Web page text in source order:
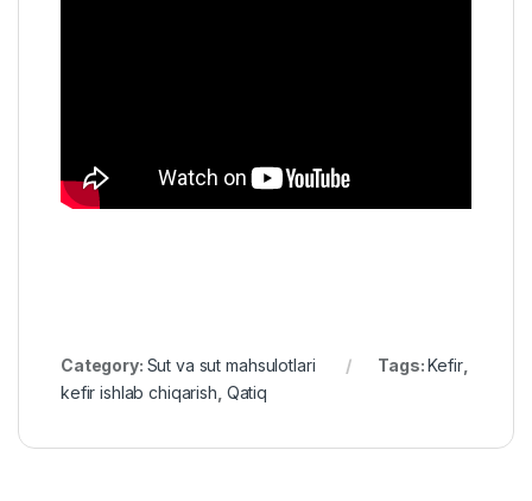
Category: Sut va sut mahsulotlari Tags:Kefir,
kefir ishlab chiqarish Qatiq